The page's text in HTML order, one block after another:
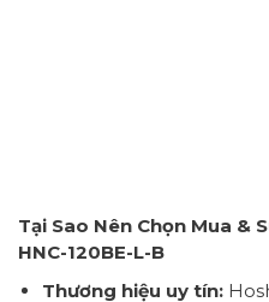
Tại Sao Nên Chọn Mua &
HNC-120BE-L-B
Thương hiệu uy tín: